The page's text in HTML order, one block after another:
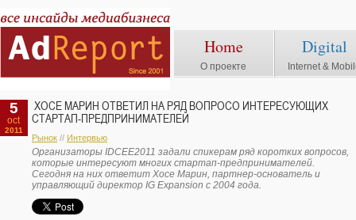
Home
О проекте
Digital
Internet &
5
oct
2011
ХОСЕ МАРИН ОТВЕТИЛ НА РЯД ВОПРОСО ИНТЕРЕСУЮЩИХ
СТАРТАП-ПРЕДПРИНИМАТЕЛЕЙ
Рынок // Интервью
Организаторы IDCEE2011 задали спикерам ряд коротких вопросов,
которые интересуют многих стартап-предпринимателей.
Сегодня на них ответит Хосе Марин, партнер-основатель и
управляющий директор IG Expansion с 2004 года.